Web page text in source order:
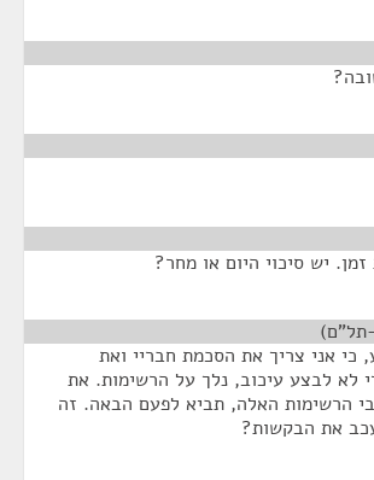
יש סיכוי היום או מחר?
תל"ם)
כי אני צריך את הסכמת חבריי ואת
לא לבצע עיכוב, נלך על הרשימות. את
הרשימות האלה, תביא לפעם הבאה. זה
את הבקשות?